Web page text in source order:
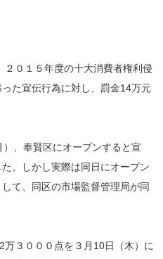
２０１５年度の十大消費者権利侵
た宣伝行為に対し、罰金14万元
、奉賢区にオープンすると宣
。しかし実際は同日にオープン
て、同区の市場監督管理局が同
３０００点を３月10日（木）に